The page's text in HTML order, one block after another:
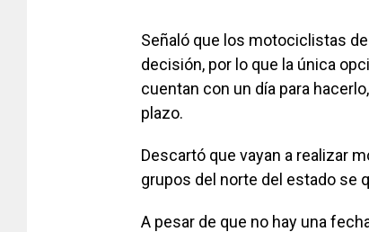
Señaló que los motociclistas
decisión, por lo que la única
cuentan con un día para
plazo.
Descartó que vayan a realizar
grupos del norte del estado se
A pesar de que no hay una